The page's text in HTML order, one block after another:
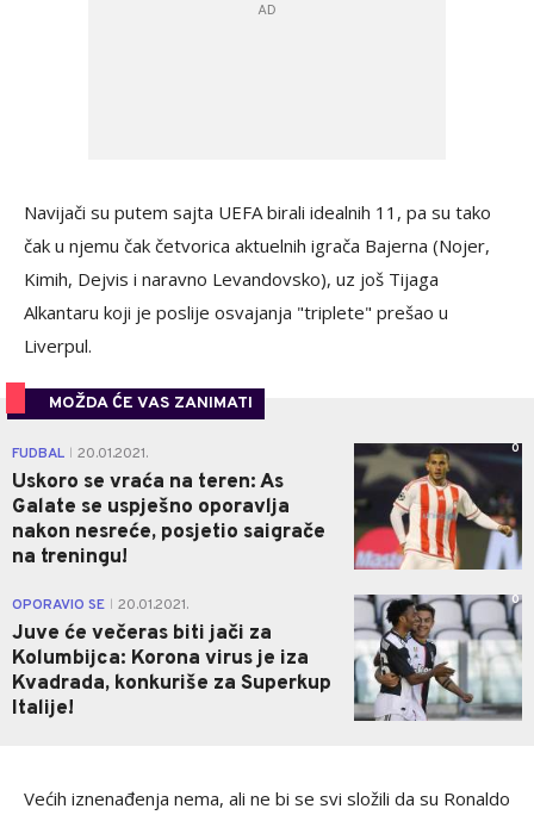
Navijači su putem sajta UEFA birali idealnih 11, pa su tako
čak u njemu čak četvorica aktuelnih igrača Bajerna (Nojer,
Kimih, Dejvis i naravno Levandovsko), uz još Tijaga
Alkantaru koji je poslije osvajanja "triplete" prešao u
Liverpul.
MOŽDA ĆE VAS ZANIMATI
FUDBAL 20.01.2021.
Uskoro se vraća na teren: As
Galate se uspješno oporavlja
nakon nesreće, posjetio saigrače
na treningu!
0
OPORAVIO SE 20.01.2021.
Juve će večeras biti jači za
Kolumbijca: Korona virus je iza
Kvadrada, konkuriše za Superkup
Italije!
0
Većih iznenađenja nema, ali ne bi se svi složili da su Ronaldo